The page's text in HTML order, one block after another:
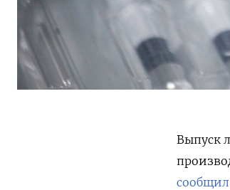
Выпуск
сообщил